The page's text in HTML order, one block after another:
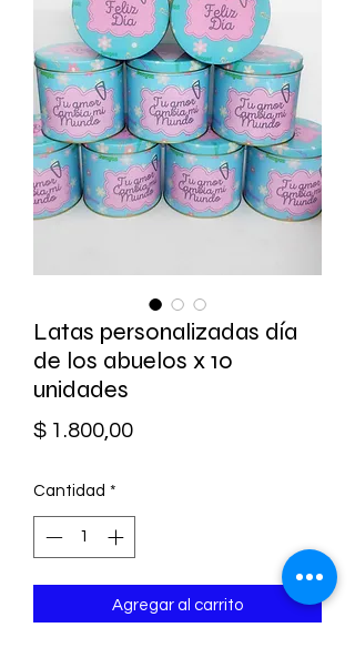
Latas personalizadas día
de los abuelos x 10
unidades
$ 1.800,00Precio
Cantidad *
Agregar al carrito